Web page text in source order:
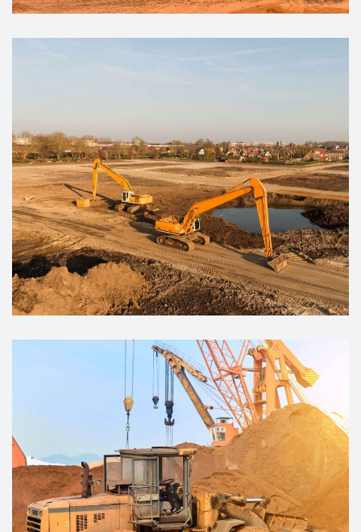
DEVELOPMENT
Electricity Generation
PLANNING
Coal-fired Power Plant